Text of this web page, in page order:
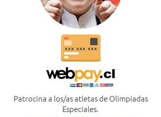
Patrocina a los/as atletas de Olimpiadas
Especiales.